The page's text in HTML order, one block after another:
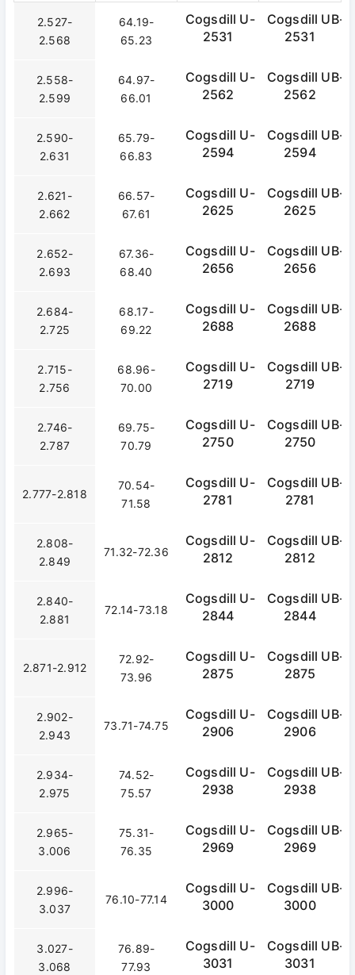
2.527-
2.568
64.19-
65.23
Cogsdill U-
2531
Cogsdill UB-
2531
2.558-
2.599
64.97-
66.01
Cogsdill U-
2562
Cogsdill UB-
2562
2.590-
2.631
65.79-
66.83
Cogsdill U-
2594
Cogsdill UB-
2594
2.621-
2.662
66.57-
67.61
Cogsdill U-
2625
Cogsdill UB-
2625
2.652-
2.693
67.36-
68.40
Cogsdill U-
2656
Cogsdill UB-
2656
2.684-
2.725
68.17-
69.22
Cogsdill U-
2688
Cogsdill UB-
2688
2.715-
2.756
68.96-
70.00
Cogsdill U-
2719
Cogsdill UB-
2719
2.746-
2.787
69.75-
70.79
Cogsdill U-
2750
Cogsdill UB-
2750
2.777-2.818
70.54-
71.58
Cogsdill U-
2781
Cogsdill UB-
2781
2.808-
2.849
71.32-72.36
Cogsdill U-
2812
Cogsdill UB-
2812
2.840-
2.881
72.14-73.18
Cogsdill U-
2844
Cogsdill UB-
2844
2.871-2.912
72.92-
73.96
Cogsdill U-
2875
Cogsdill UB-
2875
2.902-
2.943
73.71-74.75
Cogsdill U-
2906
Cogsdill UB-
2906
2.934-
2.975
74.52-
75.57
Cogsdill U-
2938
Cogsdill UB-
2938
2.965-
3.006
75.31-
76.35
Cogsdill U-
2969
Cogsdill UB-
2969
2.996-
3.037
76.10-77.14
Cogsdill U-
3000
Cogsdill UB-
3000
3.027-
3.068
76.89-
77.93
Cogsdill U-
3031
Cogsdill UB-
3031